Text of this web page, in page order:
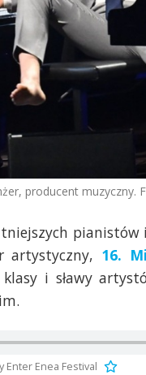
producent muzyczny.
pianistów
artystyczny, 16.
klasy i sławy
Enea Festival